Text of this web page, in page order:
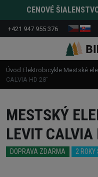
CENOVÉ
+421 947 955 376
Úvod Elektrobicykle Mestské
CALVIA HD 28"
MESTSKÝ
LEVIT
DOPRAVA ZDARMA 2